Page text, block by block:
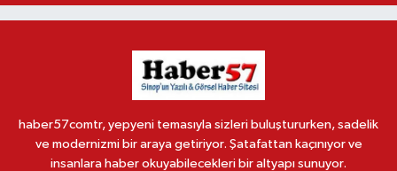
haber57comtr, yepyeni temasıyla sizleri buluştururken, sadelik
ve modernizmi bir araya getiriyor. Şatafattan kaçınıyor ve
insanlara haber okuyabilecekleri bir altyapı sunuyor.